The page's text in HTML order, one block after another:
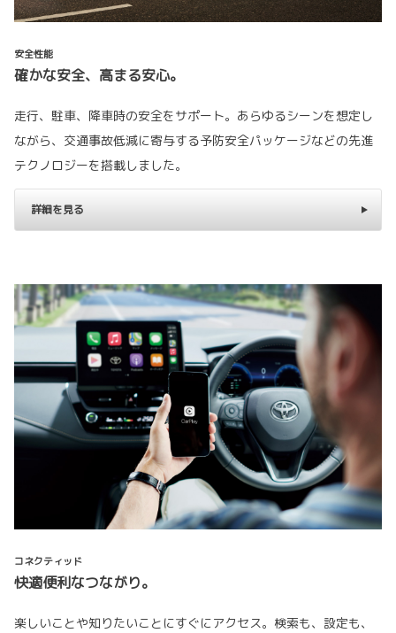
安全性能
確かな安全、高まる安心。
走行、駐車、降車時の安全をサポート。あらゆるシーンを想定し
ながら、交通事故低減に寄与する予防安全パッケージなどの先進
テクノロジーを搭載しました。
詳細を見る
コネクティッド
快適便利なつながり。
楽しいことや知りたいことにすぐにアクセス。検索も、設定も、